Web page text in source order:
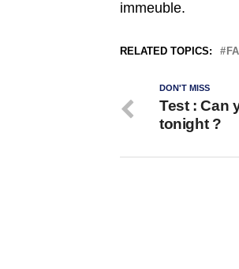
immeuble.
RELATED TOPICS:
DON'T MISS
Test : Can
tonight ?